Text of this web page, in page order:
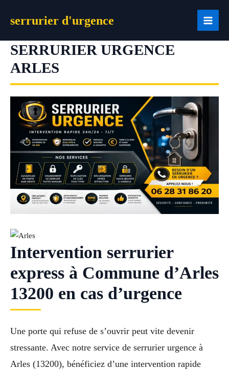
serrurier d'urgence
SERRURIER URGENCE
ARLES
Intervention serrurier
express à Commune d’Arles
13200 en cas d’urgence
Une porte qui refuse de s’ouvrir peut vite devenir
stressante. Avec notre service de serrurier urgence à
Arles (13200), bénéficiez d’une intervention rapide